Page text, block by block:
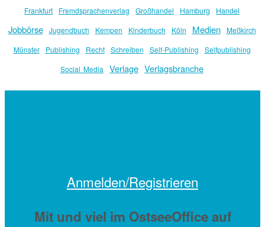
Frankfurt Fremdsprachenverlag Großhandel Hamburg Handel
Jobbörse Jugendbuch Kempen Kinderbuch Köln Medien
Meßkirch
Münster
Publishing Recht Schreiben Self-Publishing
Selfpublishing
Social Media
Verlage Verlagsbranche
Anmelden/Registrieren
Mit und viel im OstseeOffice auf